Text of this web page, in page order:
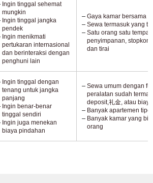
Ingin tinggal sehemat
mungkin
Ingin tinggal jangka
pendek
Ingin menikmati
pertukaran internasional
dan berinteraksi dengan
penghuni lain
Gaya kamar bersama
Sewa termasuk yang
Satu orang satu
penyimpanan,
dan tirai
Ingin tinggal dengan
tenang untuk jangka
panjang
Ingin benar-benar
tinggal sendiri
Ingin juga menekan
biaya pindahan
Sewa umum dengan
peralatan sudah
deposit,礼金, atau
Banyak apartemen
Banyak kamar yang
orang